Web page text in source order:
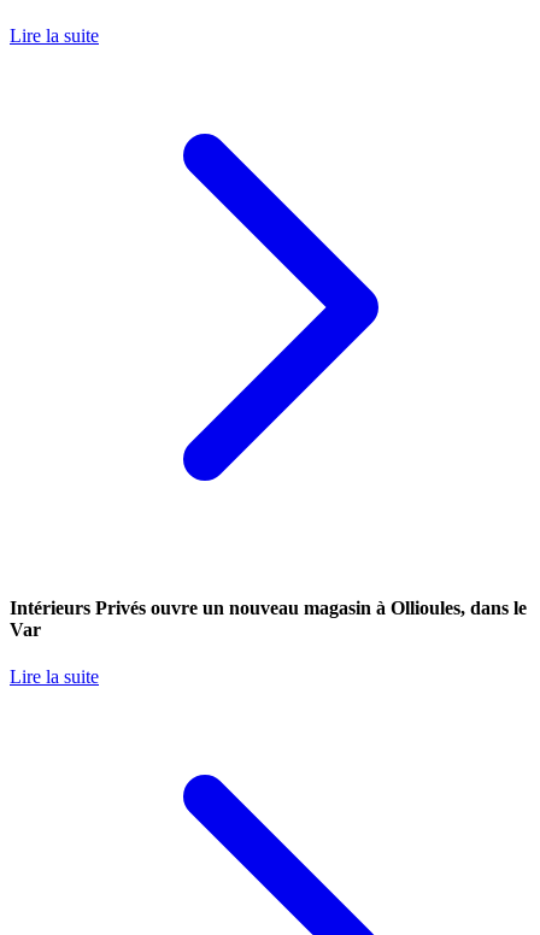
Lire la suite
Intérieurs Privés ouvre un nouveau magasin à Ollioules, dans le
Var
Lire la suite